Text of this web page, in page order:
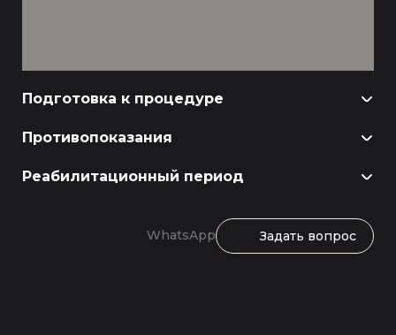
Подготовка к процедуре
Противопоказания
Реабилитационный период
Задать вопрос
WhatsApp